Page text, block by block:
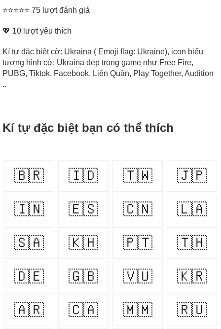
⭐⭐⭐⭐⭐ 75 lượt đánh giá
💖 10 lượt yêu thích
Kí tự đặc biệt cờ: Ukraina ( Emoji flag: Ukraine), icon biểu
tượng hình cờ: Ukraina đẹp trong game như Free Fire,
PUBG, Tiktok, Facebook, Liên Quân, Play Together, Audition
..
Kí tự đặc biệt bạn có thể thích
🇧🇷 🇮🇩 🇹🇼 🇯🇵
🇮🇳 🇪🇸 🇨🇳 🇱🇦
🇸🇦 🇰🇭 🇵🇹 🇹🇭
🇩🇪 🇬🇧 🇻🇺 🇰🇷
🇦🇷 🇨🇦 🇲🇲 🇷🇺